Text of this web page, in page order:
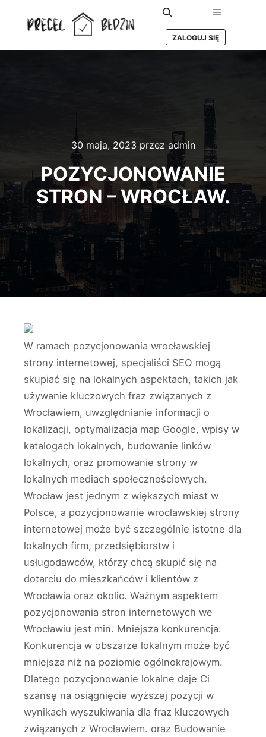
Szukaj Główne
ZALOGUJ SIĘ
30 maja, 2023 przez admin
POZYCJONOWANIE
STRON – WROCŁAW.
W ramach pozycjonowania wrocławskiej
strony internetowej, specjaliści SEO mogą
skupiać się na lokalnych aspektach, takich jak
używanie kluczowych fraz związanych z
Wrocławiem, uwzględnianie informacji o
lokalizacji, optymalizacja map Google, wpisy w
katalogach lokalnych, budowanie linków
lokalnych, oraz promowanie strony w
lokalnych mediach społecznościowych.
Wrocław jest jednym z większych miast w
Polsce, a pozycjonowanie wrocławskiej strony
internetowej może być szczególnie istotne dla
lokalnych firm, przedsiębiorstw i
usługodawców, którzy chcą skupić się na
dotarciu do mieszkańców i klientów z
Wrocławia oraz okolic. Ważnym aspektem
pozycjonowania stron internetowych we
Wrocławiu jest min. Mniejsza konkurencja:
Konkurencja w obszarze lokalnym może być
mniejsza niż na poziomie ogólnokrajowym.
Dlatego pozycjonowanie lokalne daje Ci
szansę na osiągnięcie wyższej pozycji w
wynikach wyszukiwania dla fraz kluczowych
związanych z Wrocławiem. oraz Budowanie